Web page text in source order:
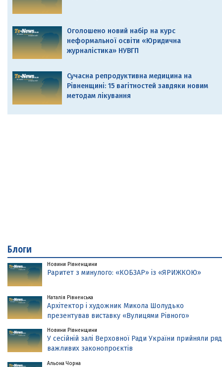
Оголошено новий набір на курс
неформальної освіти «Юридична
журналістика» НУВГП
Сучасна репродуктивна медицина на
Рівненщині: 15 вагітностей завдяки новим
методам лікування
Блоги
Новини Рівненщини
Раритет з минулого: «КОБЗАР» із «ЯРИЖКОЮ»
Наталія Рівненська
Архітектор і художник Микола Шолудько
презентував виставку «Вулицями Рівного»
Новини Рівненщини
У сесійній залі Верховної Ради України прийняли ряд
важливих законопроєктів
Альона Чорна